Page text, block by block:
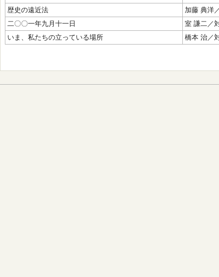
歴史の遠近法
加藤 典洋
二〇〇一年九月十一日
室 謙二／
いま、私たちの立っている場所
橋本 治／